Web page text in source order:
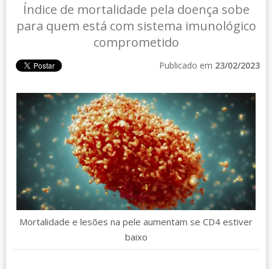
Índice de mortalidade pela doença sobe
para quem está com sistema imunológico
comprometido
Publicado em 23/02/2023
Mortalidade e lesões na pele aumentam se CD4 estiver
baixo